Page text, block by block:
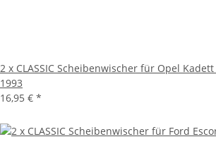
2 x CLASSIC Scheibenwischer für Opel Kadett
1993
16,95 € *